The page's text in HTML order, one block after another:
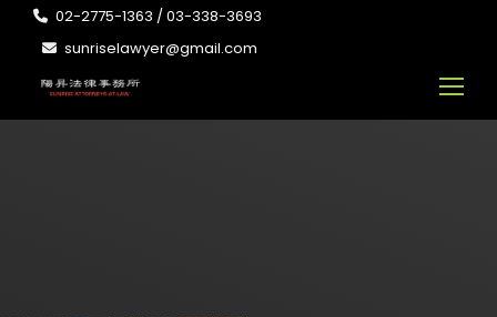
02-2775-1363 / 03-338-3693
sunriselawyer@gmail.com